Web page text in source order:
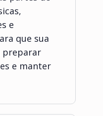
e
que sua
preparar
e manter